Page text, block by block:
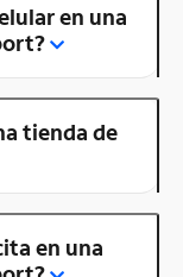
en una
tienda de
en una